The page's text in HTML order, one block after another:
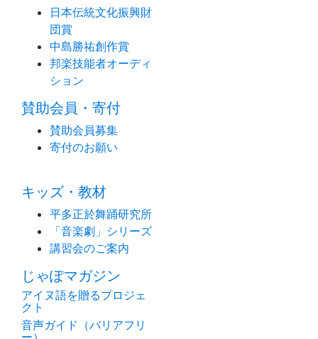
日本伝統文化振興財
団賞
中島勝祐創作賞
邦楽技能者オーディ
ション
賛助会員・寄付
賛助会員募集
寄付のお願い
キッズ・教材
平多正於舞踊研究所
「音楽劇」シリーズ
講習会のご案内
じゃぽマガジン
アイヌ語を贈るプロジェ
クト
音声ガイド（バリアフリ